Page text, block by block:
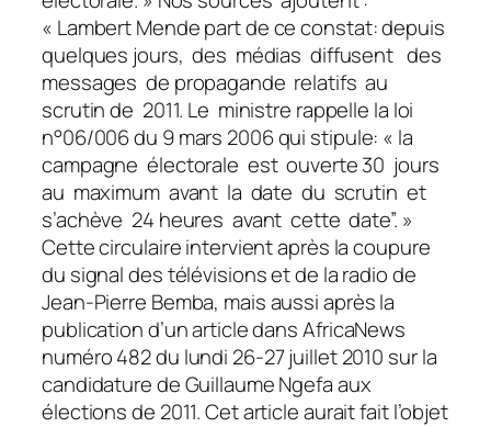
« Lambert Mende part de ce constat: depuis
quelques jours, des médias diffusent des
messages de propagande relatifs au
scrutin de 2011. Le ministre rappelle la loi
n°06/006 du 9 mars 2006 qui stipule: « la
campagne électorale est ouverte 30 jours
au maximum avant la date du scrutin et
s’achève 24 heures avant cette date”. »
Cette circulaire intervient après la coupure
du signal des télévisions et de la radio de
Jean-Pierre Bemba, mais aussi après la
publication d’un article dansAfricaNews
numéro 482 du lundi 26-27 juillet 2010 sur la
candidature de Guillaume Ngefa aux
élections de 2011. Cet article aurait fait l’objet